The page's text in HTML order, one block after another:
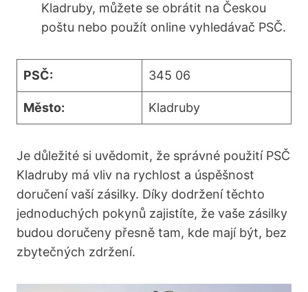
Kladruby, můžete se obrátit na Českou
poštu nebo použít online vyhledávač PSČ.
PSČ: 345 06
Město: Kladruby
Je důležité si uvědomit, že správné použití PSČ
Kladruby má vliv na rychlost a úspěšnost
doručení vaší zásilky. Díky dodržení těchto
jednoduchých pokynů zajistíte, že vaše zásilky
budou doručeny přesně tam, kde mají být, bez
zbytečných zdržení.